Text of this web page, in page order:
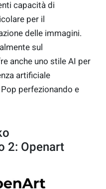
capacità di
per il
delle immagini.
sul
anche uno stile AI per
artificiale
perfezionando e
2: Openart